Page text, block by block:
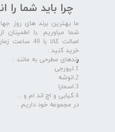
چرا باید شما را
ما بهترین برند های روز
شما میاوریم .با
اصالت کالا
خرید کنید :
رندهای مطرحی به مانند :
1.لیورجی
2.انوشه
3.اسمارا
4.کیابی و اچ اند ام و ...
در مجموعه خود داریم .​​​​​​​